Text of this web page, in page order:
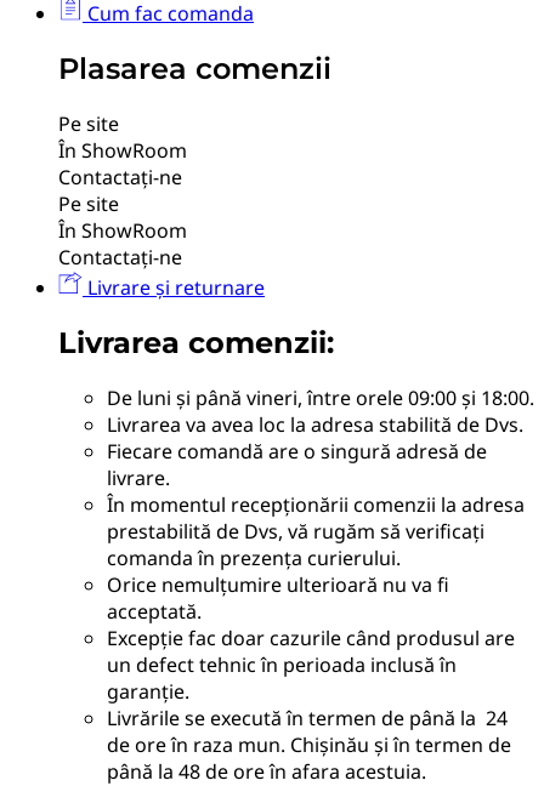
Cum fac comanda
Plasarea comenzii
Pe site
În ShowRoom
Contactați-ne
Pe site
În ShowRoom
Contactați-ne
Livrare și returnare
Livrarea comenzii:
De luni și până vineri, între orele 09:00 și 18:00.
Livrarea va avea loc la adresa stabilită de Dvs.
Fiecare comandă are o singură adresă de
livrare.
În momentul recepționării comenzii la adresa
prestabilită de Dvs, vă rugăm să verificați
comanda în prezența curierului.
Orice nemulțumire ulterioară nu va fi
acceptată.
Excepție fac doar cazurile când produsul are
un defect tehnic în perioada inclusă în
garanție.
Livrările se execută în termen de până la 24
de ore în raza mun. Chișinău și în termen de
până la 48 de ore în afara acestuia.